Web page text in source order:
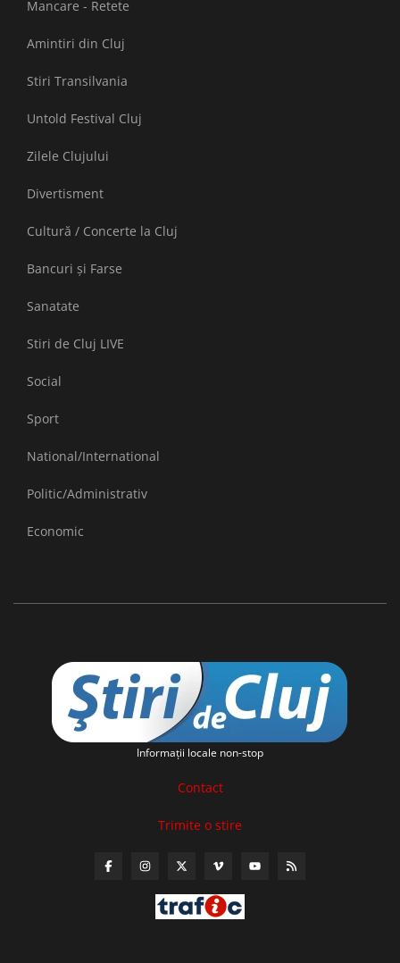
Mancare - Retete
Amintiri din Cluj
Stiri Transilvania
Untold Festival Cluj
Zilele Clujului
Divertisment
Cultură / Concerte la Cluj
Bancuri și Farse
Sanatate
Stiri de Cluj LIVE
Social
Sport
National/International
Politic/Administrativ
Economic
Informaţii locale non-stop
Contact
Trimite o stire